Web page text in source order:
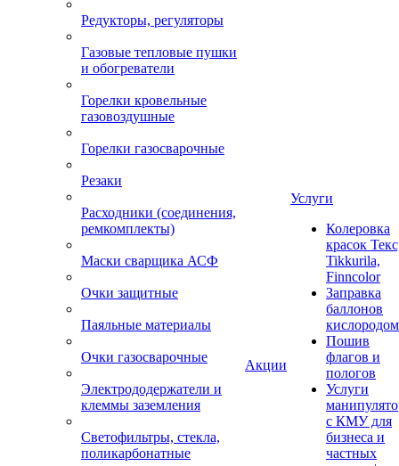
Редукторы, регуляторы
Газовые тепловые пушки
и обогреватели
Горелки кровельные
газовоздушные
Горелки газосварочные
Резаки
Расходники (соединения,
ремкомплекты)
Маски сварщика АСФ
Очки защитные
Паяльные материалы
Очки газосварочные
Электрододержатели и
клеммы заземления
Светофильтры, стекла,
поликарбонатные
Акции
Услуги
Колеровка
красок
Tikkurila,
Finncolor
Заправка
баллонов
кислородом
Пошив
флагов и
пологов
Услуги
с КМУ для
бизнеса и
частных